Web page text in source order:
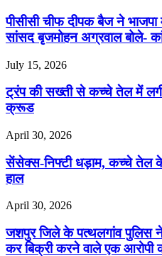
पीसीसी चीफ दीपक बैज ने भाजपा
सांसद बृजमोहन अग्रवाल बोले-
July 15, 2026
ट्रंप की सख्ती से कच्चे तेल में
क्रूड
April 30, 2026
सेंसेक्स-निफ्टी धड़ाम, कच्चे तेल के
हाल
April 30, 2026
जशपुर जिले के पत्थलगांव पुलिस
कर बिक्री करने वाले एक आरोपी